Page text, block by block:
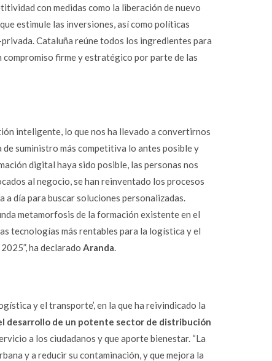
con medidas como la liberación de nuevo
estimule las inversiones, así como políticas
Cataluña reúne todos los ingredientes para
firme y estratégico por parte de las
inteligente, lo que nos ha llevado a convertirnos
suministro más competitiva lo antes posible y
digital haya sido posible, las personas nos
al negocio, se han reinventado los procesos
día para buscar soluciones personalizadas.
metamorfosis de la formación existente en el
tecnologías más rentables para la logística y el
ha declarado Aranda.
y el transporte’, en la que ha reivindicado la
desarrollo de un potente sector de distribución
a los ciudadanos y que aporte bienestar. “La
y a reducir su contaminación, y que mejora la